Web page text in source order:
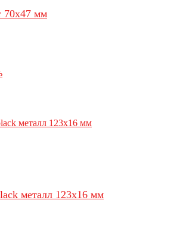
70х47 мм
металл 123х16 мм